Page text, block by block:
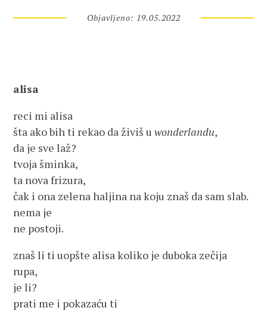
Objavljeno: 19.05.2022
alisa
reci mi alisa
šta ako bih ti rekao da živiš uwonderlandu,
da je sve laž?
tvoja šminka,
ta nova frizura,
čak i ona zelena haljina na koju znaš da sam slab.
nema je
ne postoji.
znaš li ti uopšte alisa koliko je duboka zečija
rupa,
je li?
prati me i pokazaću ti